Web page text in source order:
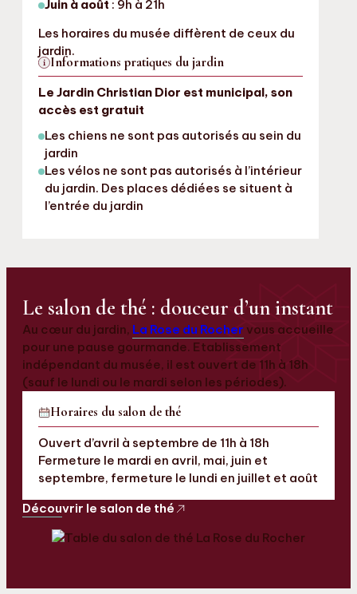
Juin à août : 9h à 21h
Les horaires du musée diffèrent de ceux du
jardin.
Informations pratiques du jardin
Le Jardin Christian Dior est municipal, son
accès est gratuit
Les chiens ne sont pas autorisés au sein du
jardin
Les vélos ne sont pas autorisés à l’intérieur
du jardin. Des places dédiées se situent à
l’entrée du jardin
Le salon de thé : douceur d’un instant
Au cœur du jardin, La Rose du Rocher vous accueille
pour une pause gourmande. Etablissement
indépendant du musée, il est ouvert de 11h à 18h
(sauf le lundi ou le mardi selon les périodes).
Horaires du salon de thé
Ouvert d’avril à septembre de 11h à 18h
Fermeture le mardi en avril, mai, juin et
septembre, fermeture le lundi en juillet et août
Découvrir le salon de thé